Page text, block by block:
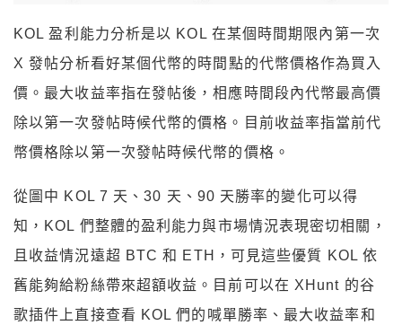
KOL 盈利能力分析是以 KOL 在某個時間期限內第一次
X 發帖分析看好某個代幣的時間點的代幣價格作為買入
價。最大收益率指在發帖後，相應時間段內代幣最高價
除以第一次發帖時候代幣的價格。目前收益率指當前代
幣價格除以第一次發帖時候代幣的價格。
從圖中 KOL 7 天、30 天、90 天勝率的變化可以得
知，KOL 們整體的盈利能力與市場情況表現密切相關，
且收益情況遠超 BTC 和 ETH，可見這些優質 KOL 依
舊能夠給粉絲帶來超額收益。目前可以在 XHunt 的谷
歌插件上直接查看 KOL 們的喊單勝率、最大收益率和